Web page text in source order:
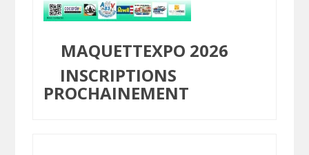
MAQUETTEXPO 2026
INSCRIPTIONS
PROCHAINEMENT